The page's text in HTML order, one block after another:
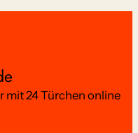
mit 24 Türchen online